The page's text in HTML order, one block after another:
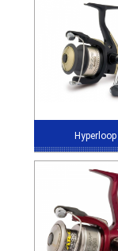
Hyperloop